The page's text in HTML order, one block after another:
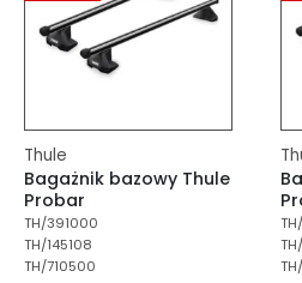
Thule
Bagażnik bazowy Thule
Probar
TH/391000
TH/145108
TH/710500